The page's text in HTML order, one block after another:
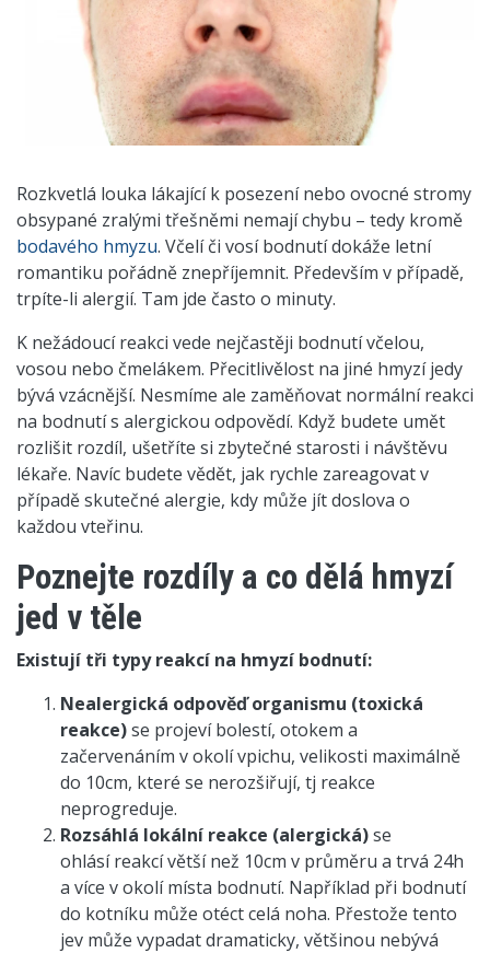
Rozkvetlá louka lákající k posezení nebo ovocné stromy
obsypané zralými třešněmi nemají chybu – tedy kromě
bodavého hmyzu. Včelí či vosí bodnutí dokáže letní
romantiku pořádně znepříjemnit. Především v případě,
trpíte-li alergií. Tam jde často o minuty.
K nežádoucí reakci vede nejčastěji bodnutí včelou,
vosou nebo čmelákem. Přecitlivělost na jiné hmyzí jedy
bývá vzácnější. Nesmíme ale zaměňovat normální reakci
na bodnutí s alergickou odpovědí. Když budete umět
rozlišit rozdíl, ušetříte si zbytečné starosti i návštěvu
lékaře. Navíc budete vědět, jak rychle zareagovat v
případě skutečné alergie, kdy může jít doslova o
každou vteřinu.
Poznejte rozdíly a co dělá hmyzí
jed v těle
Existují tři typy reakcí na hmyzí bodnutí:
Nealergická odpověď organismu (toxická
reakce)se projeví bolestí, otokem a
začervenáním v okolí vpichu, velikosti maximálně
do 10cm, které se nerozšiřují, tj reakce
neprogreduje.
Rozsáhlá lokální reakce (alergická)se
ohlásí reakcí větší než 10cm v průměru a trvá 24h
a více v okolí místa bodnutí. Například při bodnutí
do kotníku může otéct celá noha. Přestože tento
jev může vypadat dramaticky, většinou nebývá